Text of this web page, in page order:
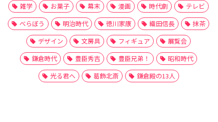
雑学
お菓子 幕末 漫画 時代劇
テレビ
べらぼう
明治時代 徳川家康 織田信長
抹茶
デザイン
文房具 フィギュア
展覧会
鎌倉時代
豊臣秀吉 豊臣兄弟！
昭和時代
光る君へ
葛飾北斎 鎌倉殿の13人